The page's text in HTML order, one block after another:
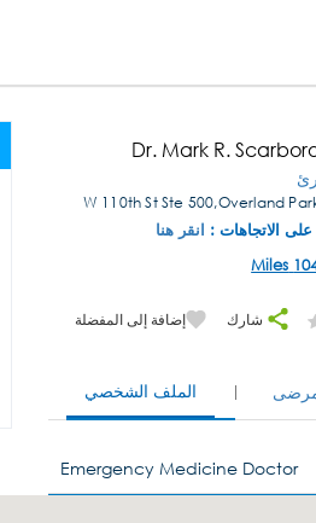
Dr. Mark R.
الاتجاهات : انقر هنا
شارك إضافة إلى المفضلة
الملف الشخصي
Emergency Medicine Doctor